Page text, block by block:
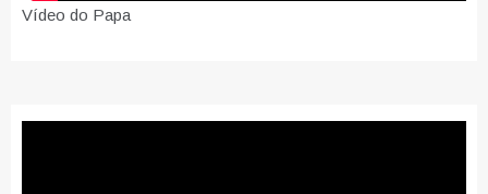
Vídeo do Papa